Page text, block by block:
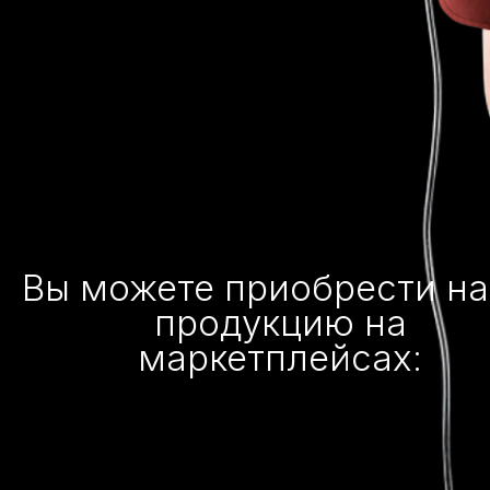
Вы можете приобрести
продукцию на
маркетплейсах: